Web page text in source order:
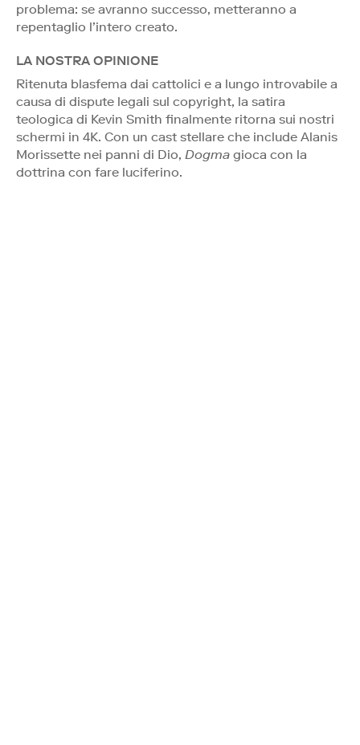
problema: se avranno successo, metteranno a
repentaglio l’intero creato.
LA NOSTRA OPINIONE
Ritenuta blasfema dai cattolici e a lungo introvabile a
causa di dispute legali sul copyright, la satira
teologica di Kevin Smith finalmente ritorna sui nostri
schermi in 4K. Con un cast stellare che include Alanis
Morissette nei panni di Dio, Dogma gioca con la
dottrina con fare luciferino.